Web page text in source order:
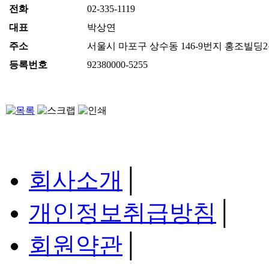
전화
02-335-1119
대표
박상연
주소
서울시 마포구 상수동 146-9번지 홍조빌딩
등록번호
92380000-5255
회사소개
개인정보취급방침
회원약관